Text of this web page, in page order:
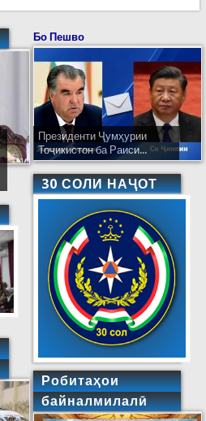
Бо Пешво
Президенти Ҷумҳурии
Тоҷикистон ба Раиси...
30 СОЛИ НАҶОТ
Робитаҳои
байналмилалӣ